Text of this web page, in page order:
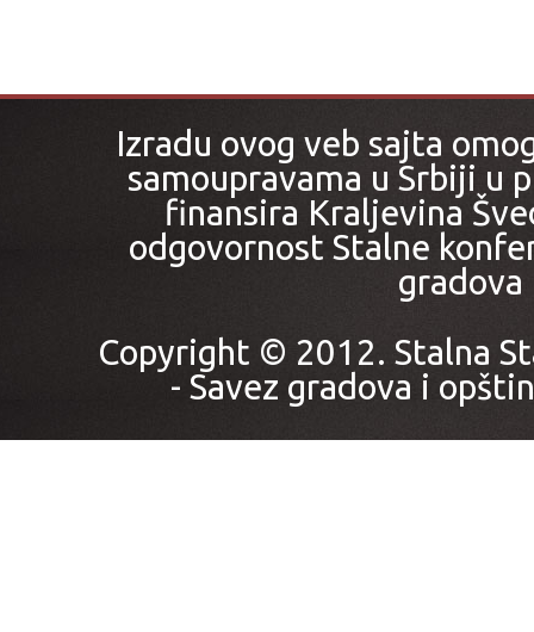
Izradu ovog veb sajta
samoupravama u Srbiji u
finansira Kraljevina
odgovornost Stalne
gradova
Copyright © 2012. Stalna
- Savez gradova i